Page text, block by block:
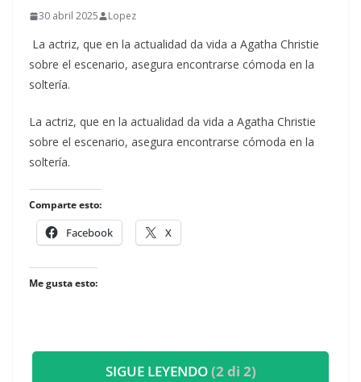
30 abril 2025 Lopez
La actriz, que en la actualidad da vida a Agatha Christie
sobre el escenario, asegura encontrarse cómoda en la
soltería.
​La actriz, que en la actualidad da vida a Agatha Christie
sobre el escenario, asegura encontrarse cómoda en la
soltería.
Comparte esto:
Facebook X
Me gusta esto:
SIGUE LEYENDO(2 di 2)